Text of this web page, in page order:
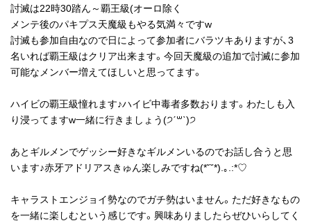
討滅は22時30踏ん～覇王級(オーロ除く
メンテ後のパキプス天魔級もやる気満々ですw
討滅も参加自由なので日によって参加者にバラツキありますが、3
名いれば覇王級はクリア出来ます。今回天魔級の追加で討滅に参加
可能なメンバー増えてほしいと思ってます。
ハイビの覇王級憧れます♪ハイビ中毒者多数おります。わたしも入
り浸ってますw一緒に行きましょう(੭ˊ꒳​ˋ)੭
あとギルメンでゲッシー好きなギルメンいるのでお話し合うと思
います♪赤牙アドリアスきゅん楽しみですね(*˘˘*).｡.:*♡
キャラストエンジョイ勢なのでガチ勢はいません。ただ好きなもの
を一緒に楽しむという感じです。興味ありましたらぜひいらしてく